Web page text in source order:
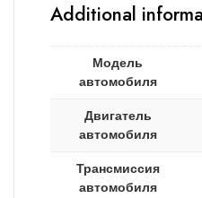
Additional
Модель
автомобиля
Двигатель
автомобиля
Трансмиссия
автомобиля